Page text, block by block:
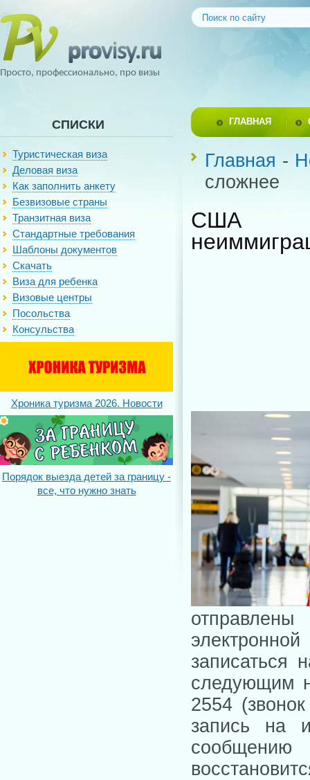
Просто, профессионально, про визы
СПИСКИ
Туристическая виза
Деловая виза
Как заполнить анкету
Безвизовые страны
Транзитная виза
Стандартные требования
Шаблоны документов
Скачать
Виза для ребенка
Визовые центры
Посольства
Консульства
Хроника туризма 2026. Новости
Порядок выезда детей за границу -
все, что нужно знать
ГЛАВНАЯ
Главная -
сложнее
США
записаться
следующим
2554
запись на